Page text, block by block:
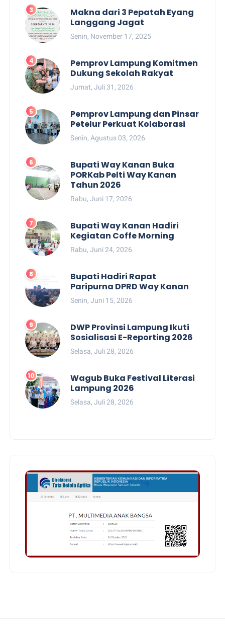
Makna dari 3 Pepatah Eyang
Langgang Jagat
Senin, November 17, 2025
Pemprov Lampung Komitmen
Dukung Sekolah Rakyat
Jumat, Juli 31, 2026
Pemprov Lampung dan Pinsar
Petelur Perkuat Kolaborasi
Senin, Agustus 03, 2026
Bupati Way Kanan Buka
PORKab Pelti Way Kanan
Tahun 2026
Rabu, Juni 17, 2026
Bupati Way Kanan Hadiri
Kegiatan Coffe Morning
Rabu, Juni 24, 2026
Bupati Hadiri Rapat
Paripurna DPRD Way Kanan
Senin, Juni 15, 2026
DWP Provinsi Lampung Ikuti
Sosialisasi E-Reporting 2026
Selasa, Juli 28, 2026
Wagub Buka Festival Literasi
Lampung 2026
Selasa, Juli 28, 2026